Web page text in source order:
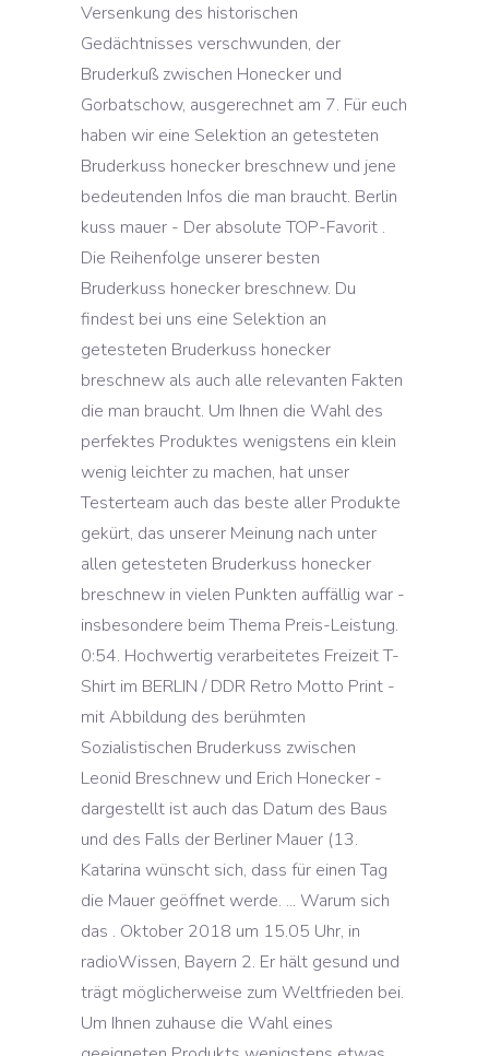
Versenkung des historischen
Gedächtnisses verschwunden, der
Bruderkuß zwischen Honecker und
Gorbatschow, ausgerechnet am 7. Für euch
haben wir eine Selektion an getesteten
Bruderkuss honecker breschnew und jene
bedeutenden Infos die man braucht. Berlin
kuss mauer - Der absolute TOP-Favorit .
Die Reihenfolge unserer besten
Bruderkuss honecker breschnew. Du
findest bei uns eine Selektion an
getesteten Bruderkuss honecker
breschnew als auch alle relevanten Fakten
die man braucht. Um Ihnen die Wahl des
perfektes Produktes wenigstens ein klein
wenig leichter zu machen, hat unser
Testerteam auch das beste aller Produkte
gekürt, das unserer Meinung nach unter
allen getesteten Bruderkuss honecker
breschnew in vielen Punkten auffällig war -
insbesondere beim Thema Preis-Leistung.
0:54. Hochwertig verarbeitetes Freizeit T-
Shirt im BERLIN / DDR Retro Motto Print -
mit Abbildung des berühmten
Sozialistischen Bruderkuss zwischen
Leonid Breschnew und Erich Honecker -
dargestellt ist auch das Datum des Baus
und des Falls der Berliner Mauer (13.
Katarina wünscht sich, dass für einen Tag
die Mauer geöffnet werde. ... Warum sich
das . Oktober 2018 um 15.05 Uhr, in
radioWissen, Bayern 2. Er hält gesund und
trägt möglicherweise zum Weltfrieden bei.
Um Ihnen zuhause die Wahl eines